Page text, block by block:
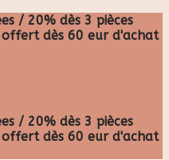
/ 20% dès 3 pièces
dès 60 eur d'achat
/ 20% dès 3 pièces
dès 60 eur d'achat